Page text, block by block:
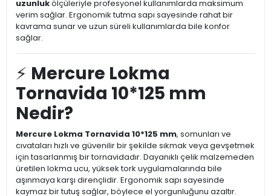
uzunlukölçüleriyle profesyonel kullanımlarda maksimum
verim sağlar. Ergonomik tutma sapı sayesinde rahat bir
kavrama sunar ve uzun süreli kullanımlarda bile konfor
sağlar.
⚡ Mercure Lokma
Tornavida 10*125 mm
Nedir?
Mercure Lokma Tornavida 10*125 mm, somunları ve
cıvataları hızlı ve güvenilir bir şekilde sıkmak veya gevşetmek
için tasarlanmış bir tornavidadır. Dayanıklı çelik malzemeden
üretilen lokma ucu, yüksek tork uygulamalarında bile
aşınmaya karşı dirençlidir. Ergonomik sapı sayesinde
kaymaz bir tutuş sağlar, böylece el yorgunluğunu azaltır.